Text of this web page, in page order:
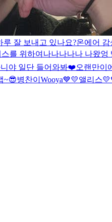
루 잘 보내고 있나요?온에어 감
를 위하여 나나나나나 나왔엉
야 일단 들어와봐❤️오랜만이
~😎병찬이 Wooya💙💛앨리스